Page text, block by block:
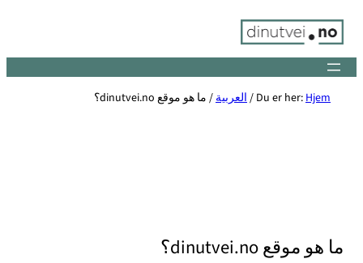
Skip
content
Du er her:Hjem
/العربية/ ما هو موقع dinutvei.no؟
ما هو موقع dinutvei.no؟